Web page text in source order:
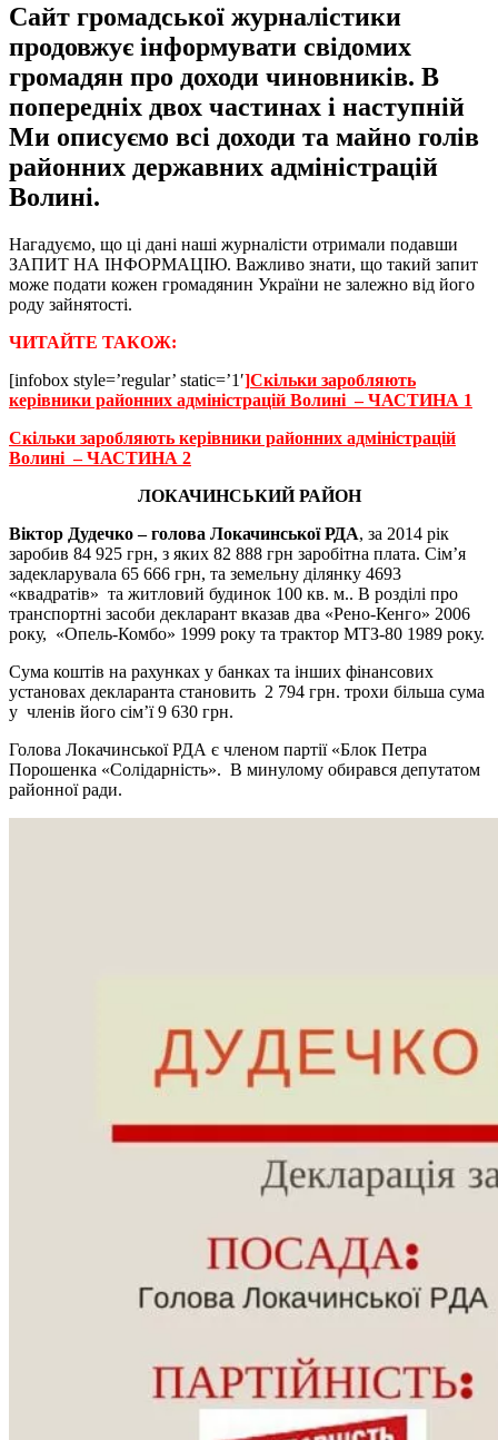
Сайт громадської журналістики
продовжує інформувати свідомих
громадян про доходи чиновників. В
попередніх двох частинах і наступній
Ми описуємо всі доходи та майно голів
районних державних адміністрацій
Волині.
Нагадуємо, що ці дані наші журналісти отримали подавши
ЗАПИТ НА ІНФОРМАЦІЮ. Важливо знати, що такий запит
може подати кожен громадянин України не залежно від його
роду зайнятості.
ЧИТАЙТЕ ТАКОЖ:
[infobox style=’regular’ static=’1′]Скільки заробляють
керівники районних адміністрацій Волині – ЧАСТИНА 1
Скільки заробляють керівники районних адміністрацій
Волині – ЧАСТИНА 2
ЛОКАЧИНСЬКИЙ РАЙОН
Віктор Дудечко – голова Локачинської РДА, за 2014 рік
заробив 84 925 грн, з яких 82 888 грн заробітна плата. Сім’я
задекларувала 65 666 грн, та земельну ділянку 4693
«квадратів» та житловий будинок 100 кв. м.. В розділі про
транспортні засоби декларант вказав два «Рено-Кенго» 2006
року, «Опель-Комбо» 1999 року та трактор МТЗ-80 1989 року.
Сума коштів на рахунках у банках та інших фінансових
установах декларанта становить 2 794 грн. трохи більша сума
у членів його сім’ї 9 630 грн.
Голова Локачинської РДА є членом партії «Блок Петра
Порошенка «Солідарність». В минулому обирався депутатом
районної ради.